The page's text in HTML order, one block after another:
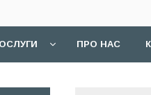
ПРО НАС